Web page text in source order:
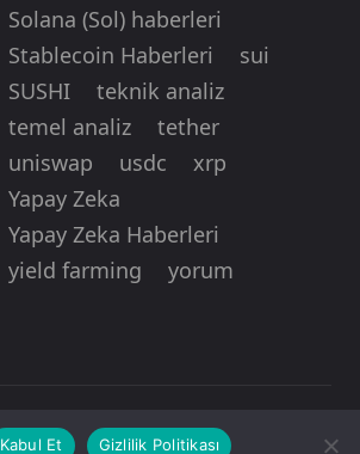
Solana (Sol) haberleri
Stablecoin Haberleri
sui
SUSHI
teknik analiz
temel analiz
tether
uniswap
usdc
xrp
Yapay Zeka
Yapay Zeka Haberleri
yield farming
yorum
Kabul Et Gizlilik Politikası